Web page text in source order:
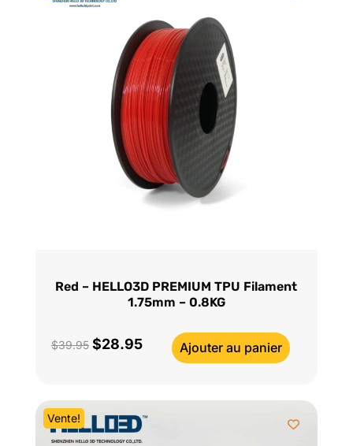
Red – HELLO3D PREMIUM TPU Filament
1.75mm – 0.8KG
$39.95 Le
était :
$39.95.
$28.95Le
est :
$28.95.
Ajouter au panier
Vente!